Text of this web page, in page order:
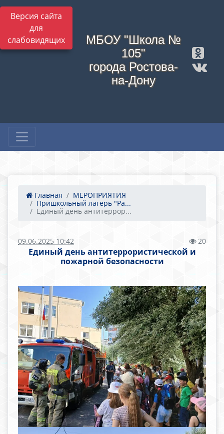
Версия сайта
для
слабовидящих
МБОУ "Школа №
105"
города Ростова-
на-Дону
Главная
МЕРОПРИЯТИЯ
Пришкольный лагерь "Ра...
Единый день антитеррор...
09.06.2025 10:42 20
Единый день антитеррористической и
пожарной безопасности